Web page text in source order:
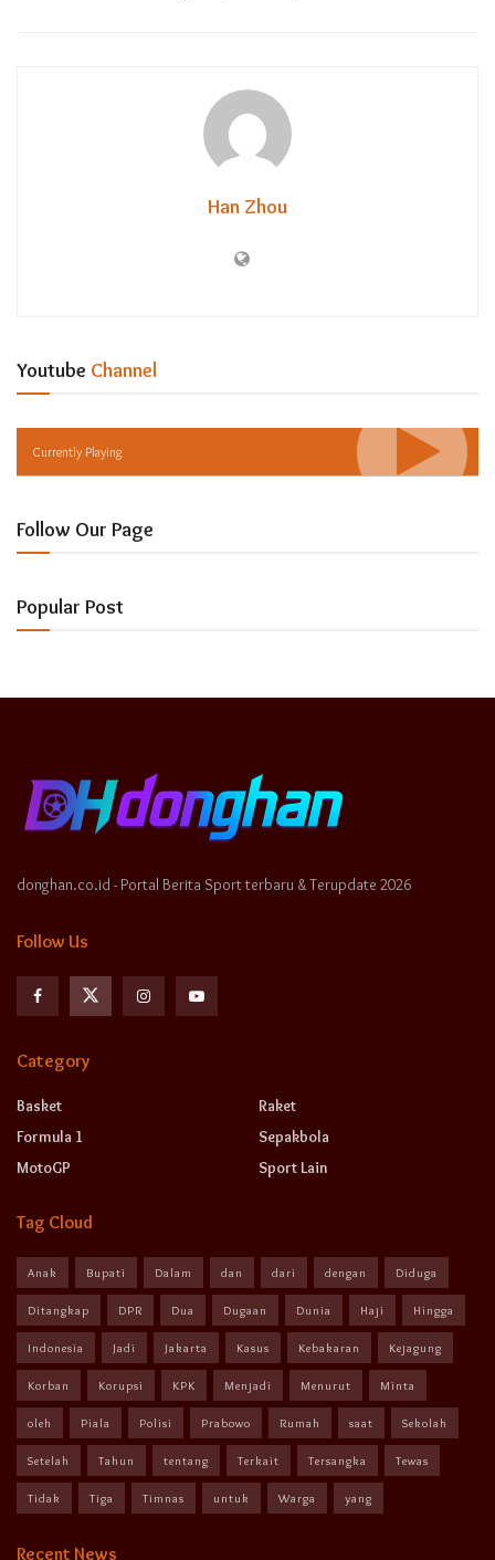
Han Zhou
Youtube Channel
Currently Playing
Follow Our Page
Popular Post
donghan.co.id - Portal Berita Sport terbaru & Terupdate 2026
Follow Us
Category
Basket
Formula 1
MotoGP
Raket
Sepakbola
Sport Lain
Tag Cloud
Anak Bupati Dalam dan dari dengan Diduga
Ditangkap DPR Dua Dugaan Dunia Haji Hingga
Indonesia Jadi Jakarta Kasus Kebakaran Kejagung
Korban Korupsi KPK Menjadi Menurut Minta
oleh Piala Polisi Prabowo Rumah saat Sekolah
Setelah Tahun tentang Terkait Tersangka Tewas
Tidak Tiga Timnas untuk Warga yang
Recent News